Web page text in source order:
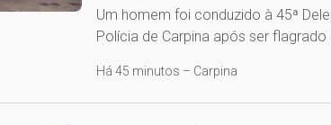
Um homem foi conduzido à 45ª
Polícia de Carpina após ser
Há 45 minutos – Carpina